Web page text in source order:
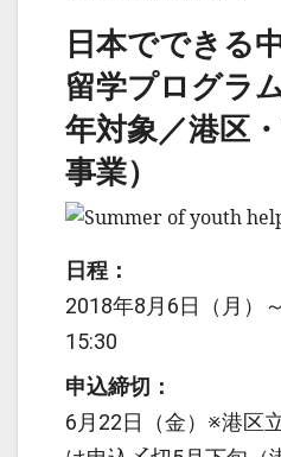
日本でできる
留学プログラ
年対象／港区
事業）
日程：
2018年8月6日（月）
15:30
申込締切：
6月22日（金）※港区